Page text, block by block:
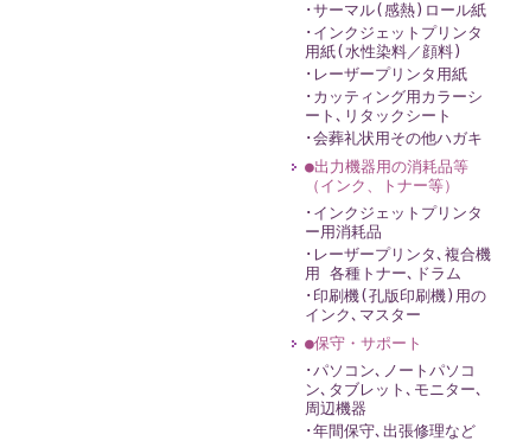
･サーマル(感熱)ロール紙
･インクジェットプリンタ
用紙(水性染料／顔料)
･レーザープリンタ用紙
･カッティング用カラーシ
ート､リタックシート
･会葬礼状用その他ハガキ
●出力機器用の消耗品等
（インク、トナー等）
･インクジェットプリンタ
ー用消耗品
･レーザープリンタ､複合機
用 各種トナー､ドラム
･印刷機(孔版印刷機)用の
インク､マスター
●保守・サポート
･パソコン､ノートパソコ
ン､タブレット､モニター､
周辺機器
･年間保守､出張修理など